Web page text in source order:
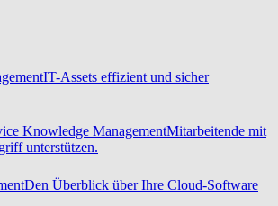
IT-Assets effizient und sicher
Knowledge ManagementMitarbeitende mit
unterstützen.
Den Überblick über Ihre Cloud-Software